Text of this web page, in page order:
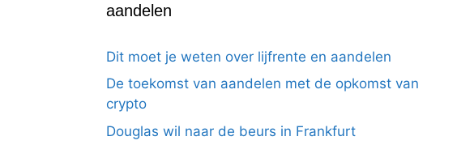
aandelen
Dit moet je weten over lijfrente en aandelen
De toekomst van aandelen met de opkomst van
crypto
Douglas wil naar de beurs in Frankfurt